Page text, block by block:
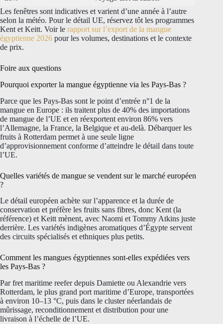
Les fenêtres sont indicatives et varient d’une année à l’autre
selon la météo. Pour le détail UE, réservez tôt les programmes
Kent et Keitt. Voir le rapport sur l’export de la mangue
égyptienne 2026 pour les volumes, destinations et le contexte
de prix.
Foire aux questions
Pourquoi exporter la mangue égyptienne via les Pays-Bas ?
Parce que les Pays-Bas sont le point d’entrée n°1 de la
mangue en Europe : ils traitent plus de 40% des importations
de mangue de l’UE et en réexportent environ 86% vers
l’Allemagne, la France, la Belgique et au-delà. Débarquer les
fruits à Rotterdam permet à une seule ligne
d’approvisionnement conforme d’atteindre le détail dans toute
l’UE.
Quelles variétés de mangue se vendent sur le marché européen
?
Le détail européen achète sur l’apparence et la durée de
conservation et préfère les fruits sans fibres, donc Kent (la
référence) et Keitt mènent, avec Naomi et Tommy Atkins juste
derrière. Les variétés indigènes aromatiques d’Égypte servent
des circuits spécialisés et ethniques plus petits.
Comment les mangues égyptiennes sont-elles expédiées vers
les Pays-Bas ?
Par fret maritime reefer depuis Damiette ou Alexandrie vers
Rotterdam, le plus grand port maritime d’Europe, transportées
à environ 10–13 °C, puis dans le cluster néerlandais de
mûrissage, reconditionnement et distribution pour une
livraison à l’échelle de l’UE.